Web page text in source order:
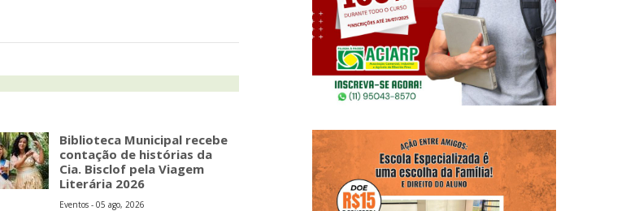
Biblioteca Municipal recebe
contação de histórias da
Cia. Bisclof pela Viagem
Literária 2026
Eventos - 05 ago, 2026